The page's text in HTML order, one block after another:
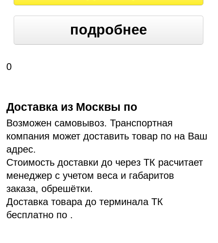
подробнее
0
Доставка из Москвы по
Возможен самовывоз. Транспортная
компания может доставить товар по на Ваш
адрес.
Стоимость доставки до через ТК расчитает
менеджер с учетом веса и габаритов
заказа, обрешётки.
Доставка товара до терминала ТК
бесплатно по .